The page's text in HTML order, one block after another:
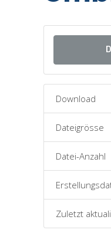
Download
Dateigrösse
Datei-Anzahl
Zuletzt